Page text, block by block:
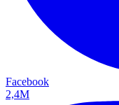
Facebook
2,4M